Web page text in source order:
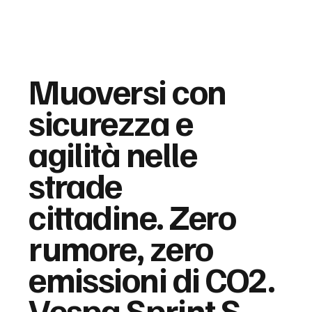
Muoversi con
sicurezza e
agilità nelle
strade
cittadine. Zero
rumore, zero
emissioni di CO2.